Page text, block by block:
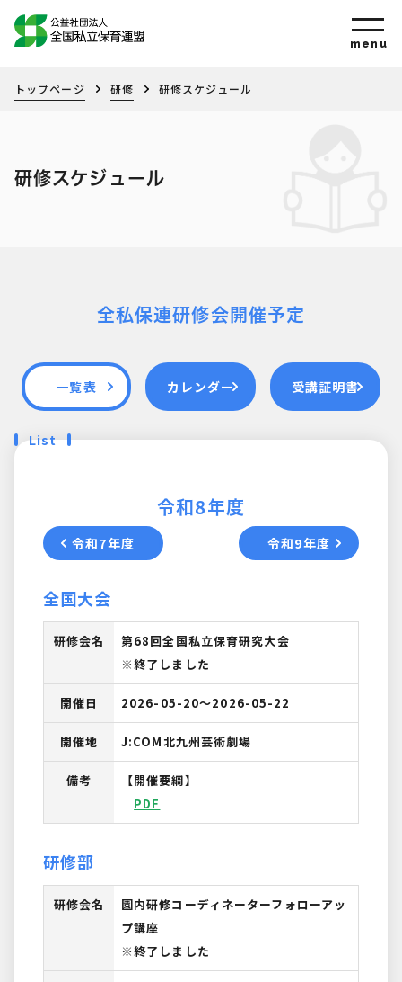
トップページ 研修 研修スケジュール
研修スケジュール
全私保連研修会開催予定
一覧表 カレンダー 受講証明書
List
令和8年度
令和7年度 令和9年度
全国大会
研修会名
第68回全国私立保育研究大会
※終了しました
開催日 2026-05-20〜2026-05-22
開催地 J:COM北九州芸術劇場
備考
【開催要綱】
PDF
研修部
研修会名
園内研修コーディネーターフォローアッ
プ講座
※終了しました